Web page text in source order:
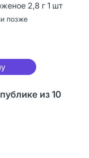
2,8 г 1 шт
позже
из 10